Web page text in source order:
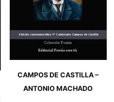
CAMPOS DE CASTILLA –
ANTONIO MACHADO